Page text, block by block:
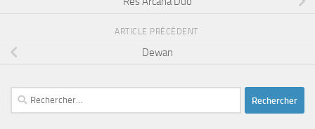
ARTICLE PRÉCÉDENT
Dewan
Rechercher :